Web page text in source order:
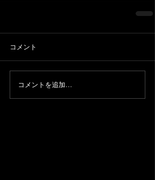
コメント
コメントを追加…